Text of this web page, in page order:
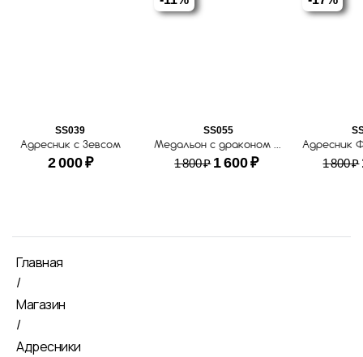
SS039
Адресник с Зевсом
2 000₽
SS055
Медальон с драконом для собаки
1 800₽ 1 600₽ 1 800₽
Главная
/
Магазин
/
Адресники